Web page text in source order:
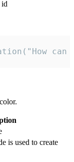
id
is used to create